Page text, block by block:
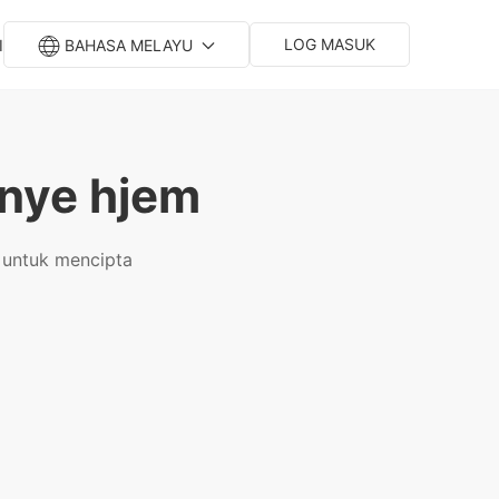
BAHASA MELAYU LOG MASUK
hjem
mencipta